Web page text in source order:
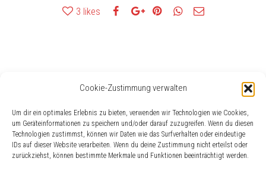
Cookie-Zustimmung verwalten
Um dir ein optimales Erlebnis zu bieten, verwenden wir Technologien wie Cookies,
um Geräteinformationen zu speichern und/oder darauf zuzugreifen. Wenn du diesen
Technologien zustimmst, können wir Daten wie das Surfverhalten oder eindeutige
IDs auf dieser Website verarbeiten. Wenn du deine Zustimmung nicht erteilst oder
zurückziehst, können bestimmte Merkmale und Funktionen beeinträchtigt werden.
3 likes
Besser-Hörer Batteriewechsel Akku Das passende Hörgerät finden Geschenke für Schwerhörige
Akku-Hörgerät Buchempfehlung Gehörschutz
Frühlingscheck Gehörschaden Dresden Eislingen Geschenktipps